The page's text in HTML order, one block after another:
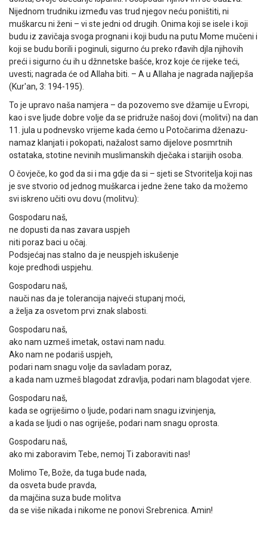
Nijednom trudniku između vas trud njegov neću poništiti, ni
muškarcu ni ženi – vi ste jedni od drugih. Onima koji se isele i koji
budu iz zavičaja svoga prognani i koji budu na putu Mome mučeni i
koji se budu borili i poginuli, sigurno ću preko rđavih djla njihovih
preći i sigurno ću ih u džnnetske bašće, kroz koje će rijeke teći,
uvesti; nagrada će od Allaha biti. – A u Allaha je nagrada najljepša
(Kur'an, 3: 194-195).
To je upravo naša namjera – da pozovemo sve džamije u Evropi,
kao i sve ljude dobre volje da se pridruže našoj dovi (molitvi) na dan
11. jula u podnevsko vrijeme kada ćemo u Potočarima dženazu-
namaz klanjati i pokopati, nažalost samo dijelove posmrtnih
ostataka, stotine nevinih muslimanskih dječaka i starijih osoba.
O čovječe, ko god da si i ma gdje da si – sjeti se Stvoritelja koji nas
je sve stvorio od jednog muškarca i jedne žene tako da možemo
svi iskreno učiti ovu dovu (molitvu):
Gospodaru naš,
ne dopusti da nas zavara uspjeh
niti poraz baci u očaj.
Podsjećaj nas stalno da je neuspjeh iskušenje
koje predhodi uspjehu.
Gospodaru naš,
nauči nas da je tolerancija najveći stupanj moći,
a želja za osvetom prvi znak slabosti.
Gospodaru naš,
ako nam uzmeš imetak, ostavi nam nadu.
Ako nam ne podariš uspjeh,
podari nam snagu volje da savladam poraz,
a kada nam uzmeš blagodat zdravlja, podari nam blagodat vjere.
Gospodaru naš,
kada se ogriješimo o ljude, podari nam snagu izvinjenja,
a kada se ljudi o nas ogriješe, podari nam snagu oprosta.
Gospodaru naš,
ako mi zaboravim Tebe, nemoj Ti zaboraviti nas!
Molimo Te, Bože, da tuga bude nada,
da osveta bude pravda,
da majčina suza bude molitva
da se više nikada i nikome ne ponovi Srebrenica. Amin!